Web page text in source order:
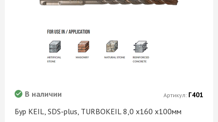
Бур KEIL, SDS-plus, TURBOKEIL 8,0 х160 х100мм
В наличии Артикул: Г401